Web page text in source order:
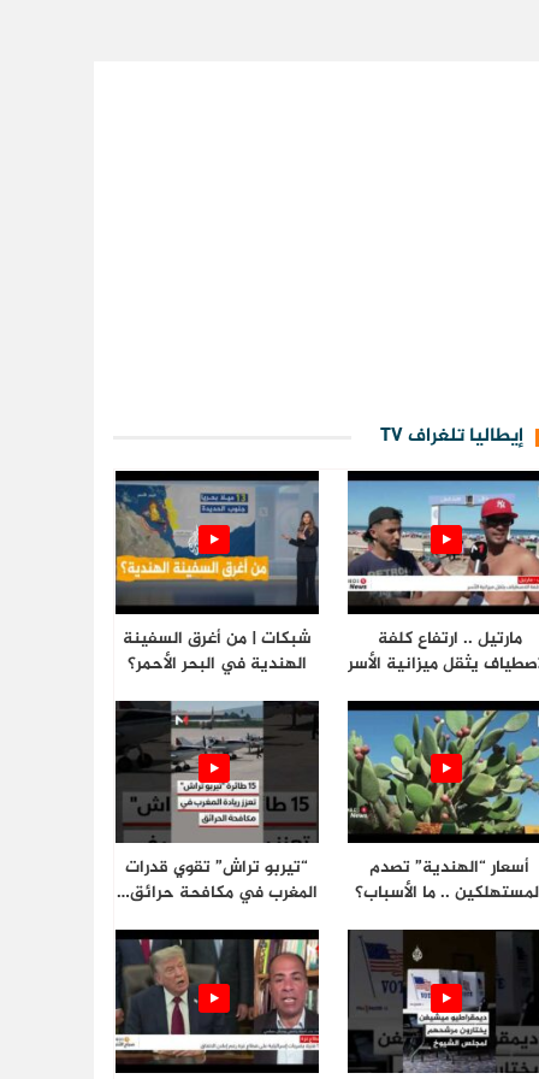
إيطاليا تلغراف TV
مارتيل .. ارتفاع كلفة
يثقل ميزانية الأسر
شبكات | من أغرق السفينة
الهندية في البحر الأحمر؟
أسعار “الهندية” تصدم
.. ما الأسباب؟
“تيربو تراش” تقوي قدرات
المغرب في مكافحة حرائق…